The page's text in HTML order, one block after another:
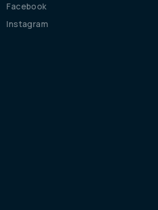
Facebook
Instagram